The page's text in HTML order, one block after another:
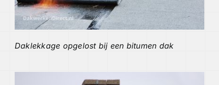
Daklekkage opgelost bij een bitumen dak